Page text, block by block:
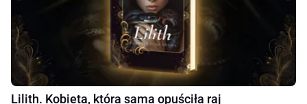
Lilith. Kobieta, która sama opuściła raj